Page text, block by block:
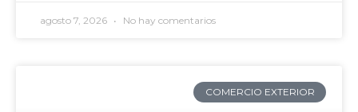
agosto 7, 2026 No hay comentarios
COMERCIO EXTERIOR